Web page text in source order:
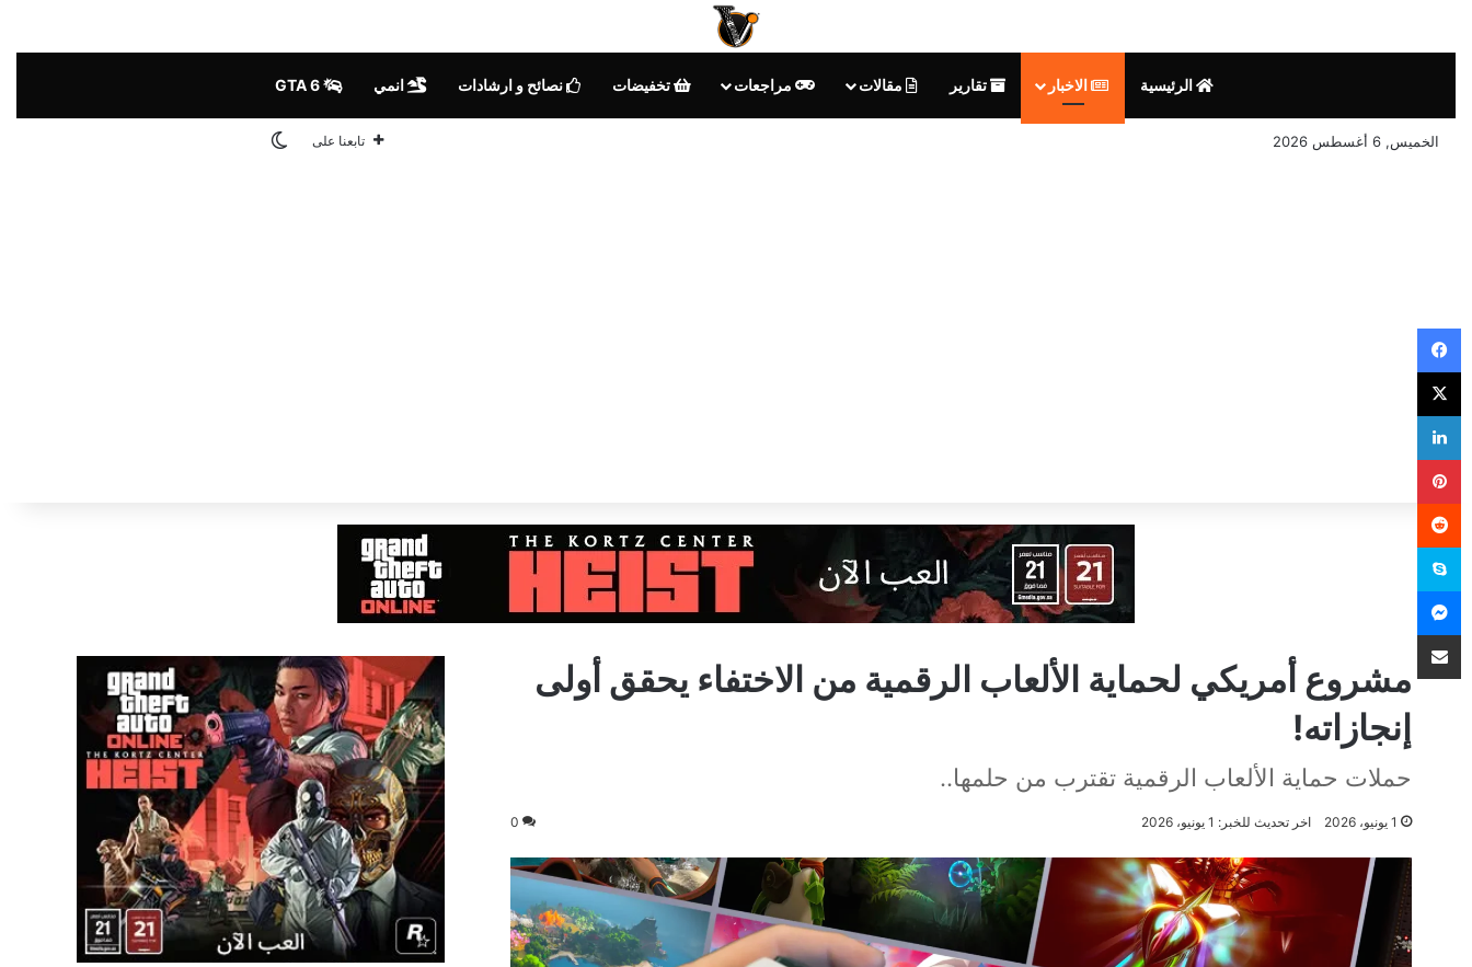
الرئيسية الاخبار تقارير مقالات مراجعات تخفيضات نصائح و ارشادات انمي
الخميس, 6 أغسطس 2026 تابعنا على الوضع المظلم
مشروع أمريكي لحماية الألعاب الرقمية من الاختفاء يحقق أولى
إنجازاته!
حملات حماية الألعاب الرقمية تقترب من حلمها..
1 يونيو، 2026 اخر تحديث للخبر: 1 يونيو، 2026 0
فيسبوك
‫X
لينكدإن
بينتيريست
سكايب
ماسنجر
مشاركة عبر البريد